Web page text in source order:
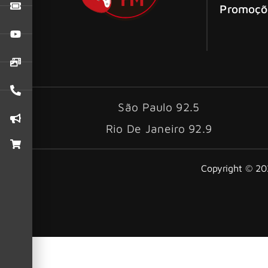
São Paulo 92.5
Rio De Janeiro 92.9
Copyright ©